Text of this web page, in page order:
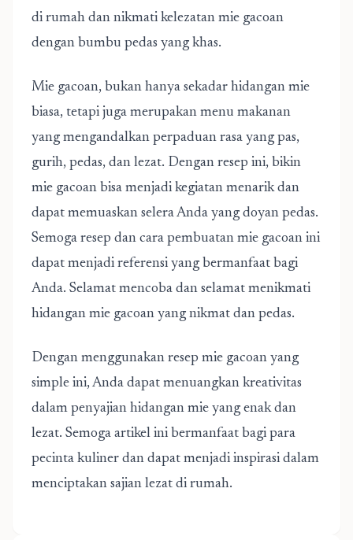
di rumah dan nikmati kelezatan mie gacoan
dengan bumbu pedas yang khas.
Mie gacoan, bukan hanya sekadar hidangan mie
biasa, tetapi juga merupakan menu makanan
yang mengandalkan perpaduan rasa yang pas,
gurih, pedas, dan lezat. Dengan resep ini, bikin
mie gacoan bisa menjadi kegiatan menarik dan
dapat memuaskan selera Anda yang doyan pedas.
Semoga resep dan cara pembuatan mie gacoan ini
dapat menjadi referensi yang bermanfaat bagi
Anda. Selamat mencoba dan selamat menikmati
hidangan mie gacoan yang nikmat dan pedas.
Dengan menggunakan resep mie gacoan yang
simple ini, Anda dapat menuangkan kreativitas
dalam penyajian hidangan mie yang enak dan
lezat. Semoga artikel ini bermanfaat bagi para
pecinta kuliner dan dapat menjadi inspirasi dalam
menciptakan sajian lezat di rumah.